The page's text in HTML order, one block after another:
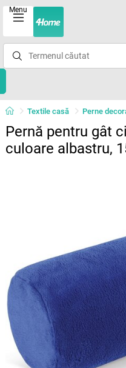
Menu
Textile casă Perne
Pernă pentru gât
culoare albastru,